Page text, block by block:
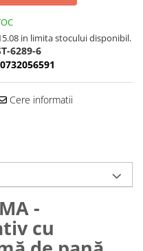
in limita stocului disponibil.
6289-6
0732056591
Cere informatii
-
cu